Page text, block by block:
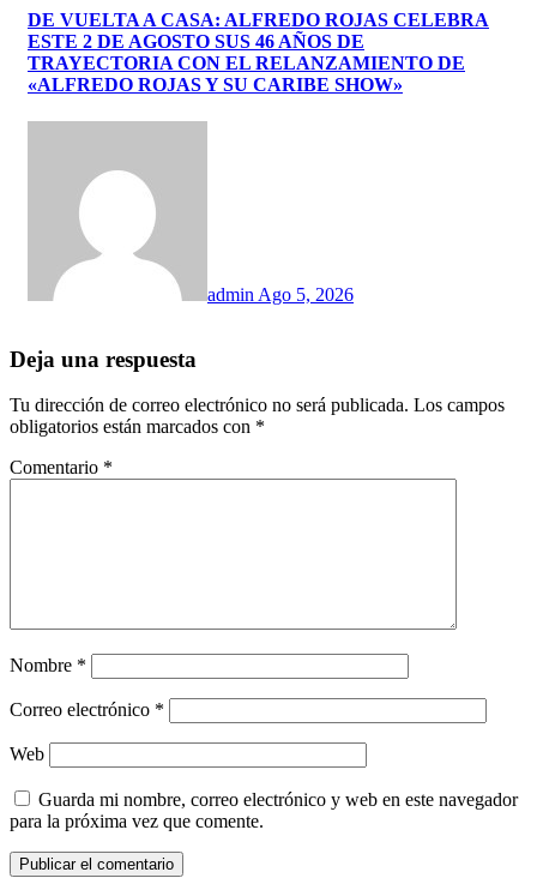
DE VUELTA A CASA: ALFREDO ROJAS CELEBRA
ESTE 2 DE AGOSTO SUS 46 AÑOS DE
TRAYECTORIA CON EL RELANZAMIENTO DE
«ALFREDO ROJAS Y SU CARIBE SHOW»
admin Ago 5, 2026
Deja una respuesta
Tu dirección de correo electrónico no será publicada. Los campos
obligatorios están marcados con *
Comentario *
Nombre *
Correo electrónico *
Web
Guarda mi nombre, correo electrónico y web en este navegador
para la próxima vez que comente.